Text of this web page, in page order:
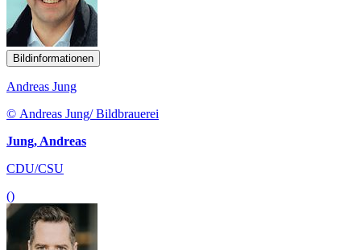
Bildinformationen
Andreas Jung
© Andreas Jung/ Bildbrauerei
Jung, Andreas
CDU/CSU
()